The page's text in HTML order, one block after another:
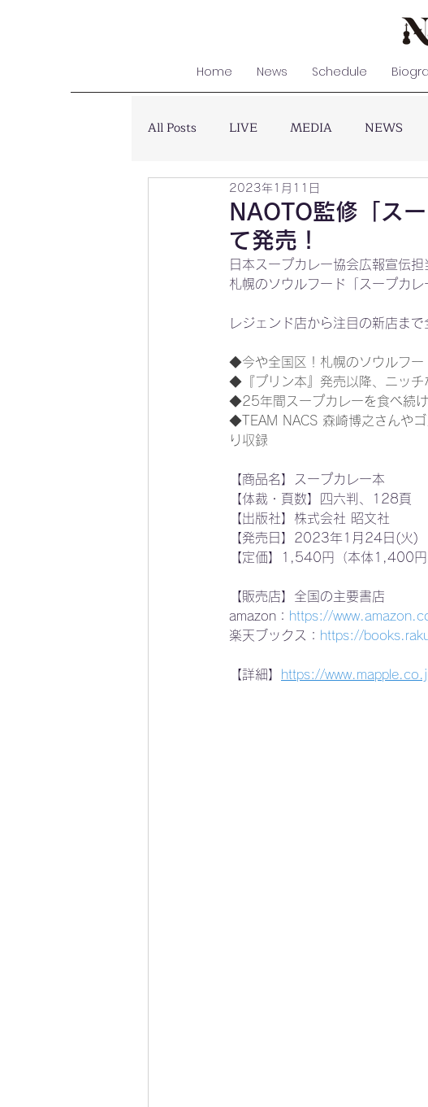
Home News Schedule
All Posts LIVE MEDIA NEWS
NAOTO監修「ス
て発売！
2023年1月11日
日本スープカレー協会広報宣伝
札幌のソウルフード「スープカレ
レジェンド店から注目の新店ま
◆今や全国区！札幌のソウルフー
◆『プリン本』発売以降、ニッ
◆25年間スープカレーを食べ続け
◆TEAM NACS 森崎博之さんや
り収録
【商品名】スープカレー本
【体裁・頁数】四六判、128頁
【出版社】株式会社 昭文社
【発売日】2023年1月24日(火)
【定価】1,540円（本体1,400円
【販売店】全国の主要書店
amazon： https://
楽天ブックス： https://
【詳細】 https://